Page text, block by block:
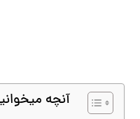
آنچه